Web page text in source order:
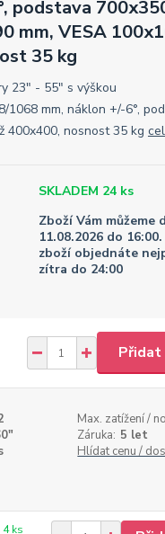
podstava
mm, VESA
35 kg
23" - 55" s výškou
1068 mm, náklon +/-6°,
400x400, nosnost 35 kg
SKLADEM 24 ks
Zboží Vám můžeme
11.08.2026 do
zboží objednáte
zítra do 24:00
Přidat
Max. zatížení /
Záruka: 5 let
Hlídat cenu /
4 ks